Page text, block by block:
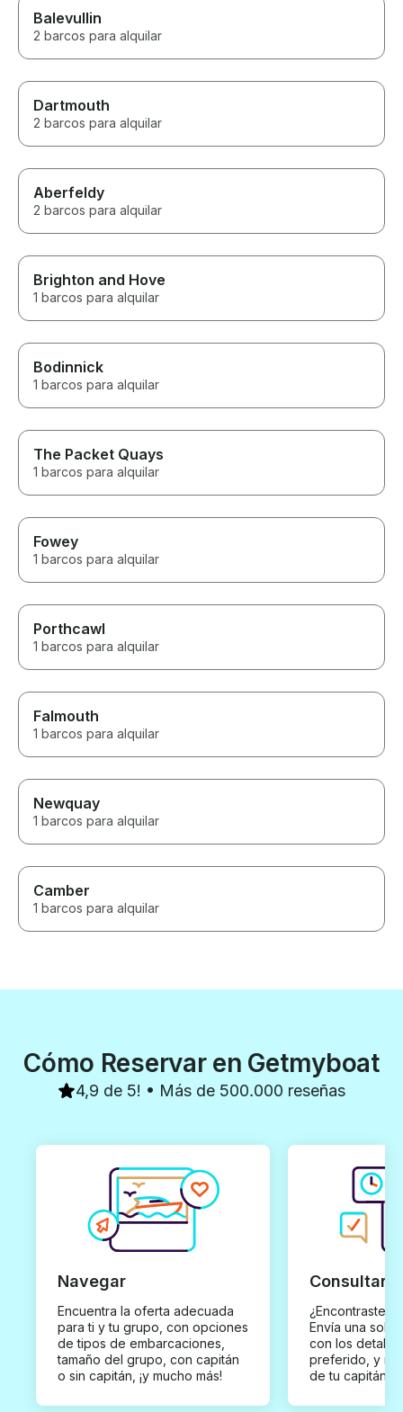
Balevullin
2 barcos para alquilar
Dartmouth
2 barcos para alquilar
Aberfeldy
2 barcos para alquilar
Brighton and Hove
1 barcos para alquilar
Bodinnick
1 barcos para alquilar
The Packet Quays
1 barcos para alquilar
Fowey
1 barcos para alquilar
Porthcawl
1 barcos para alquilar
Falmouth
1 barcos para alquilar
Newquay
1 barcos para alquilar
Camber
1 barcos para alquilar
Cómo Reservar en Getmyboat
4,9 de 5! • Más de 500.000 reseñas
Navegar
Encuentra la oferta adecuada
para ti y tu grupo, con opciones
de tipos de embarcaciones,
tamaño del grupo, con capitán
o sin capitán, ¡y mucho más!
Consultar
¿Encontraste
Envía una
con los
preferido, y
de tu capitán